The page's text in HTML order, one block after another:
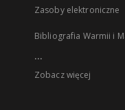
Zasoby elektroniczne
Bibliografia Warmii i
...
Zobacz więcej